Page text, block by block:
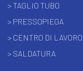
> TAGLIO TUBO
> PRESSOPIEGA
> CENTRO DI LAVORO
> SALDATURA